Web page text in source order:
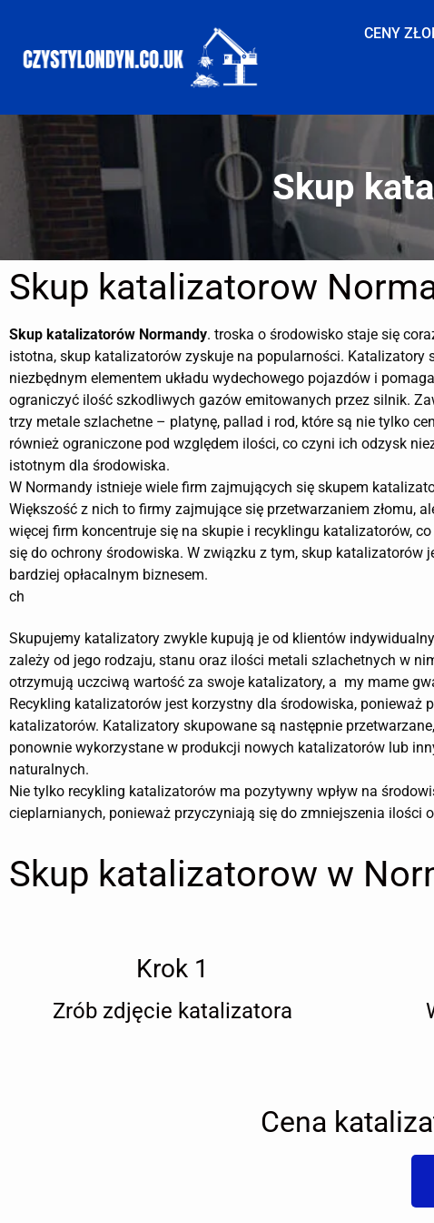
CENY
Skup
Skup katalizatorow
Skup katalizatorów Normandy. troska o środowisko staje się
istotna, skup katalizatorów zyskuje na popularności. Katalizatory
niezbędnym elementem układu wydechowego pojazdów i
ograniczyć ilość szkodliwych gazów emitowanych przez silnik.
trzy metale szlachetne – platynę, pallad i rod, które są nie tylko
również ograniczone pod względem ilości, co czyni ich odzysk
istotnym dla środowiska.
W Normandy istnieje wiele firm zajmujących się skupem
Większość z nich to firmy zajmujące się przetwarzaniem złomu,
więcej firm koncentruje się na skupie i recyklingu katalizatorów,
się do ochrony środowiska. W związku z tym, skup katalizatorów
bardziej opłacalnym biznesem.
ch
Skupujemy katalizatory zwykle kupują je od klientów
zależy od jego rodzaju, stanu oraz ilości metali szlachetnych w
otrzymują uczciwą wartość za swoje katalizatory, a my mame
Recykling katalizatorów jest korzystny dla środowiska,
katalizatorów. Katalizatory skupowane są następnie
ponownie wykorzystane w produkcji nowych katalizatorów lub
naturalnych.
Nie tylko recykling katalizatorów ma pozytywny wpływ na
cieplarnianych, ponieważ przyczyniają się do zmniejszenia ilości
Skup katalizatorow w
Krok 1
Zrób zdjęcie katalizatora
Cena